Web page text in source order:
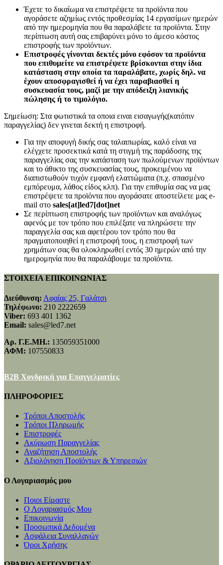
Έχετε το δικαίωμα να επιστρέψετε τα προϊόντα που
αγοράσετε αζημίως εντός προθεσμίας 14 εργασίμων ημερών
από την ημερομηνία που θα παραλάβετε τα προϊόντα. Στην
περίπτωση αυτή σας επιβαρύνει μόνο το άμεσο κόστος
επιστροφής των προϊόντων.
Επιστροφές γίνονται δεκτές μόνο εφόσον τα προϊόντα
που επιθυμείτε να επιστρέψετε βρίσκονται στην ίδια
κατάσταση στην οποία τα παραλάβατε, χωρίς δηλ. να
έχουν αποσφραγισθεί ή να έχει παραβιασθεί η
συσκευασία τους, μαζί με την απόδειξη λιανικής
πώλησης ή το τιμολόγιο.
Σημείωση: Στα φωτιστικά τα οποια ειναι εισαγωγής(κατόπιν
παραγγελίας) δεν γινεται δεκτή η επιστροφή.
Για την αποφυγή δικής σας ταλαιπωρίας, καλό είναι να
ελέγχετε προσεκτικά κατά τη στιγμή της παράδοσης της
παραγγελίας σας την κατάσταση των πωλούμενων προϊόντων
και το άθικτο της συσκευασίας τους, προκειμένου να
διαπιστωθούν τυχόν εμφανή ελαττώματα (π.χ. σπασμένο
εμπόρευμα, λάθος είδος κλπ). Για την επιθυμία σας να μας
επιστρέψετε τα προϊόντα που αγοράσατε αποστείλετε μας e-
mail στο sales[at]led7[dot]net
Σε περίπτωση επιστροφής των προϊόντων και αναλόγως
αφενός με τον τρόπο που επιλέξατε να πληρώσετε την
παραγγελία σας και αφετέρου τον τρόπο που θα
πραγματοποιηθεί η επιστροφή τους, η επιστροφή των
χρημάτων σας θα ολοκληρωθεί εντός 30 ημερών από την
ημερομηνία που θα παραλάβουμε τα προϊόντα.
ΣΤΟΙΧΕΙΑ ΕΠΙΚΟΙΝΩΝΙΑΣ
Διεύθυνση: Αφαίας 25, Γαλάτσι
Τηλέφωνο: 210 2222659
Viber: 693 401 1362
Email: sales@led7.net
Αρ. Γ.Ε.ΜΗ.: 135059351000
ΑΦΜ: 107550833
B2B Χονδρική για Επαγγελματίες
ΠΛΗΡΟΦΟΡΙΕΣ
Τρόποι Αποστολής
Τρόποι Πληρωμής
Επιστροφές
Ακύρωση Παραγγελίας
Αναζήτηση Αποστολής
Αξιολόγηση Προϊόντων & Υπηρεσιών
Ο Λογαριασμός μου
Ποιοι Είμαστε
Ο Λογαριασμός Μου
Επικοινωνία
Προσωπικά Δεδομένα
Ασφάλεια Συναλλαγών
Όροι Χρήσης